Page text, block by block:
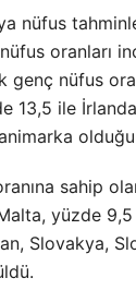
nüfus
oranları
genç nüfus
13,5 ile
sahip
yüzde
Slovakya,